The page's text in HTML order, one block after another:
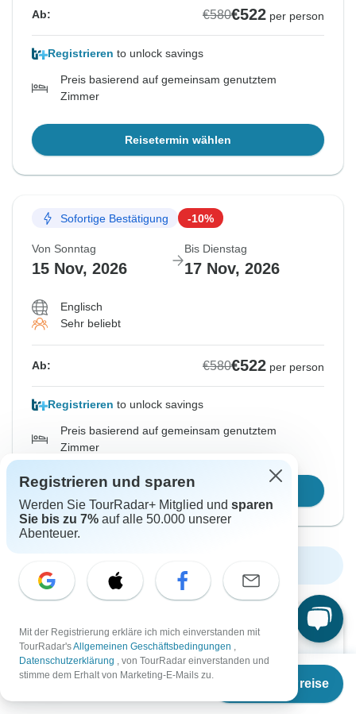
Ab€580
Termine & Preise
Ab: €580€522 per person
Registrieren to unlock savings
Preis basierend auf gemeinsam genutztem
Zimmer
Reisetermin wählen
Sofortige Bestätigung -10%
Von Sonntag
15 Nov, 2026
Bis Dienstag
17 Nov, 2026
Englisch
Sehr beliebt
Ab: €580€522 per person
Registrieren to unlock savings
Preis basierend auf gemeinsam genutztem
Zimmer
Reisetermin wählen
Lieber später in Ruhe lesen?
Laden Sie das Prospekt als PDF herunter und
starten Sie mit der Reiseplanung.
Registrieren und sparen
Werden Sie TourRadar+ Mitglied und sparen
Sie bis zu 7% auf alle 50.000 unserer
Abenteuer.
Mit der Registrierung erkläre ich mich einverstanden mit
TourRadar'sAllgemeinen Geschäftsbedingungen ,
Datenschutzerklärung , von TourRadar einverstanden und
stimme dem Erhalt von Marketing-E-Mails zu.